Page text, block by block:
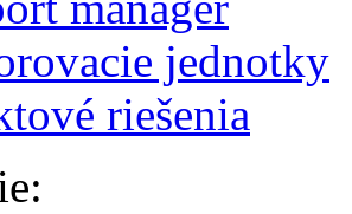
jednotky
riešenia